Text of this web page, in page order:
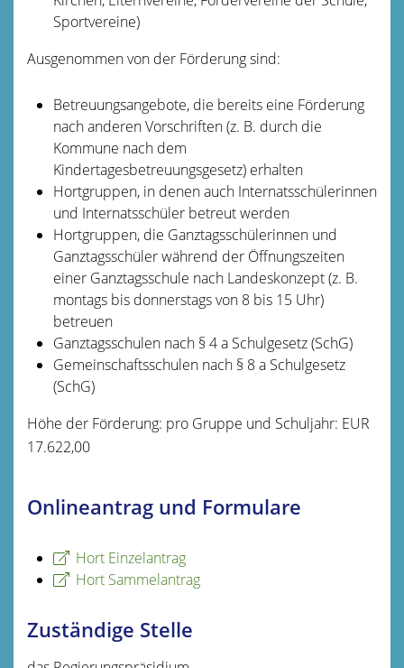
Sportvereine)
Ausgenommen von der Förderung sind:
Betreuungsangebote, die bereits eine Förderung
nach anderen Vorschriften(z. B. durch die
Kommune nach dem
Kindertagesbetreuungsgesetz) erhalten
Hortgruppen, in denen auch Internatsschülerinnen
und Internatsschüler betreut werden
Hortgruppen, die Ganztagsschülerinnen und
Ganztagsschüler während der Öffnungszeiten
einer Ganztagsschule nach Landeskonzept (z. B.
montags bis donnerstags von 8 bis 15 Uhr)
betreuen
Ganztagsschulen nach § 4 a Schulgesetz (SchG)
Gemeinschaftsschulen nach § 8 a Schulgesetz
(SchG)
Höhe der Förderung: pro Gruppe und Schuljahr: EUR
17.622,00
Onlineantrag und Formulare
Hort Einzelantrag
Hort Sammelantrag
Zuständige Stelle